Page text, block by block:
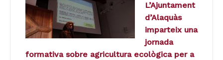
L’Ajuntament
d’Alaquàs
imparteix una
jornada
formativa sobre agricultura ecològica per a